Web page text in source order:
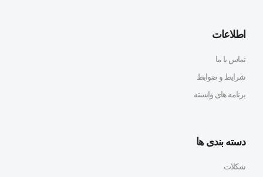
اطلاعات
تماس با ما
شرایط و ضوابط
برنامه های وابسته
دسته بندی ها
شکلات